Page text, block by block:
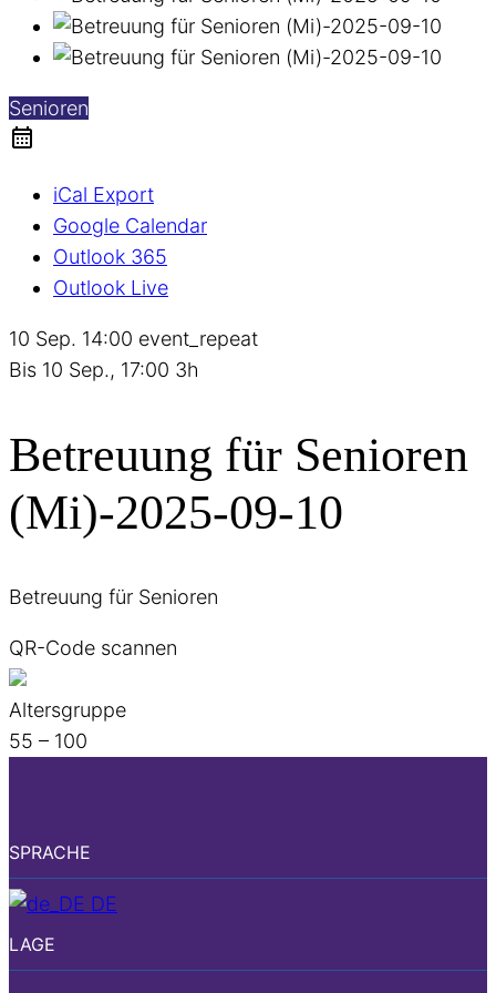
Senioren
iCal Export
Google Calendar
Outlook 365
Outlook Live
10 Sep. 14:00 event_repeat
Bis 10 Sep., 17:00 3h
Betreuung für Senioren
(Mi)-2025-09-10
Betreuung für Senioren
QR-Code scannen
Altersgruppe
55 – 100
SPRACHE
DE
LAGE